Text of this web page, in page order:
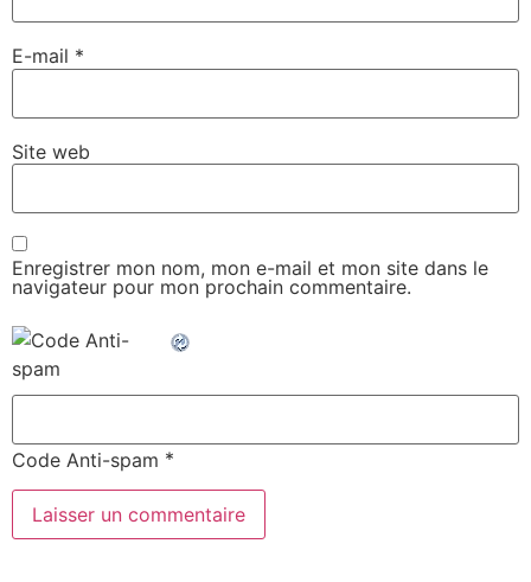
E-mail *
Site web
Enregistrer mon nom, mon e-mail et mon site dans le
navigateur pour mon prochain commentaire.
Code Anti-spam *